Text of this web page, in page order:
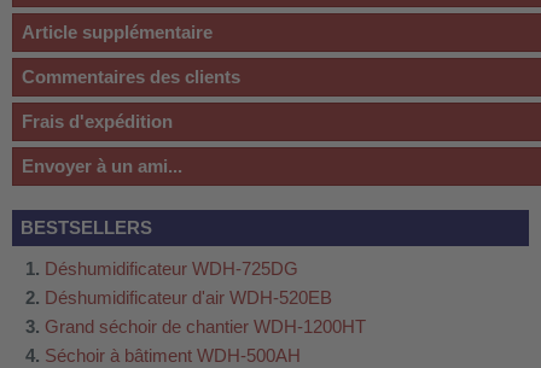
Article supplémentaire
Commentaires des clients
Frais d'expédition
Envoyer à un ami...
BESTSELLERS
Déshumidificateur WDH-725DG
Déshumidificateur d'air WDH-520EB
Grand séchoir de chantier WDH-1200HT
Séchoir à bâtiment WDH-500AH